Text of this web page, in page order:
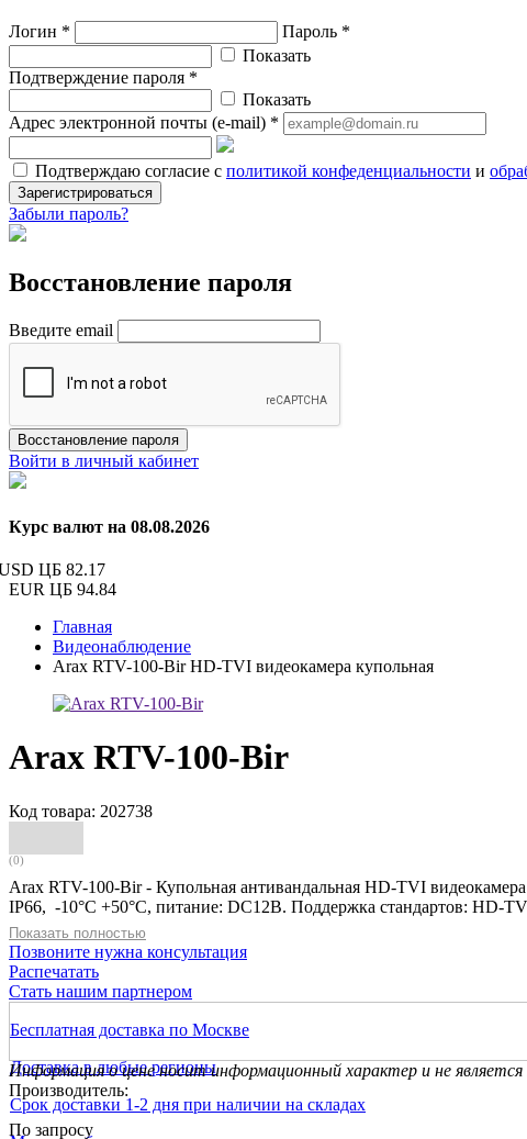
Логин *
Пароль *
Показать
Подтверждение пароля *
Показать
Адрес электронной почты (e-mail) *
Подтверждаю согласие с политикой конфеденциальности и
Зарегистрироваться
Забыли пароль?
Восстановление пароля
Введите email
Восстановление пароля
Войти в личный кабинет
Курс валют на 08.08.2026
ЦБ 82.17
EUR ЦБ 94.84
Главная
Видеонаблюдение
Arax RTV-100-Bir HD-TVI видеокамера купольная
Arax RTV-100-Bir
Код товара: 202738
(0)
Arax RTV-100-Bir - Купольная антивандальная HD-TVI
IP66, -10°С +50°С, питание: DC12В. Поддержка стандартов: HD-
Показать полностью
Позвоните нужна консультация
Распечатать
Стать нашим партнером
Бесплатная доставка по Москве
Доставка в любые регионы
Срок доставки 1-2 дня при наличии на складах
Информация о цене носит информационный характер и не
Производитель:
По запросу